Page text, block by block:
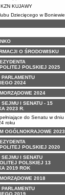
KUJAWY
Dziecięcego w Boniewie
O ŚRODOWISKU
POLSKIEJ 2025
2024
2024
SEJMU I SENATU - 15
2023 R.
do Senatu w dniu
roku
OGÓLNOKRAJOWE 2023
POLSKIEJ 2020
SEJMU I SENATU
POLSKIEJ 13
2019 ROK
2018
2019